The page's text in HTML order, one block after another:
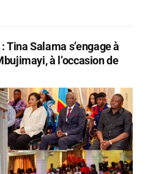
Salama s’engage à
à l’occasion de